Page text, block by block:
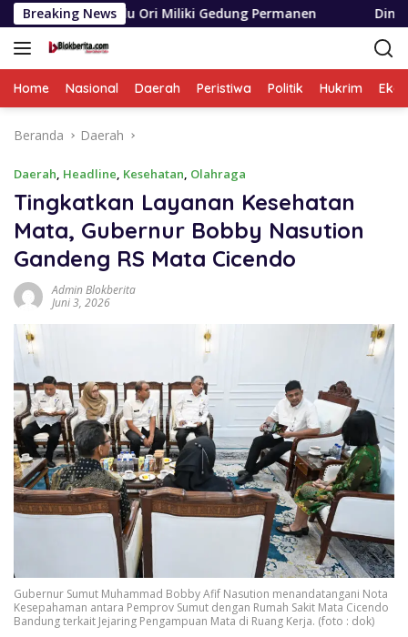
Langsung
ke
konten
Breaking News
Ori Miliki Gedung Permanen Dinas SDABMBK
Home Nasional Daerah Peristiwa Politik Hukrim
Beranda Daerah
Daerah, Headline, Kesehatan, Olahraga
Tingkatkan Layanan Kesehatan
Mata, Gubernur Bobby Nasution
Gandeng RS Mata Cicendo
Admin Blokberita
Juni 3, 2026
Gubernur Sumut Muhammad Bobby Afif Nasution menandatangani Nota
Kesepahaman antara Pemprov Sumut dengan Rumah Sakit Mata Cicendo
Bandung terkait Jejaring Pengampuan Mata di Ruang Kerja. (foto : dok)